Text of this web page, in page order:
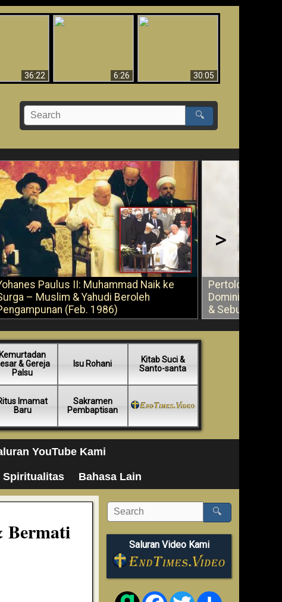
36:22
6:26
30:05
🔍
Paulus II: Muhammad Naik ke
– Muslim & Yahudi Beroleh
(Feb. 1986)
Pertolongan
Dominikus
& Sebuah Saran
>
Kemurtadan
& Gereja
Palsu
Isu Rohani
Kitab Suci &
Santo-santa
Imamat
Baru
Sakramen
Pembaptisan
YouTube Kami
Spiritualitas Bahasa Lain
Bermati
🔍
Saluran Video Kami
FacebookTwitter